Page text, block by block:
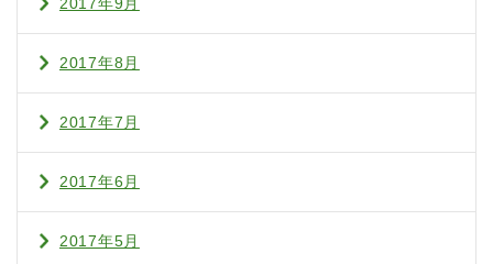
2017年8月
2017年7月
2017年6月
2017年5月